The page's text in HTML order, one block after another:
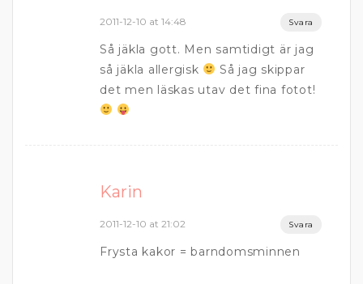
2011-12-10 at 14:48 Svara
Så jäkla gott. Men samtidigt är jag
så jäkla allergisk
Så jag skippar
det men läskas utav det fina fotot!
Karin
2011-12-10 at 21:02 Svara
Frysta kakor = barndomsminnen